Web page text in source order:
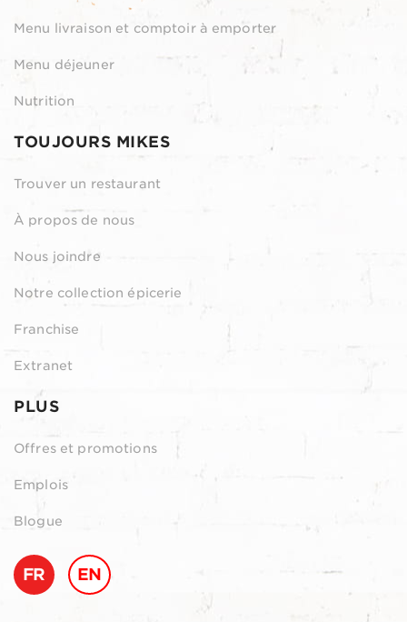
Menu livraison et comptoir à emporter
Menu déjeuner
Nutrition
TOUJOURS MIKES
Trouver un restaurant
À propos de nous
Nous joindre
Notre collection épicerie
Franchise
Extranet
PLUS
Offres et promotions
Emplois
Blogue
FR EN